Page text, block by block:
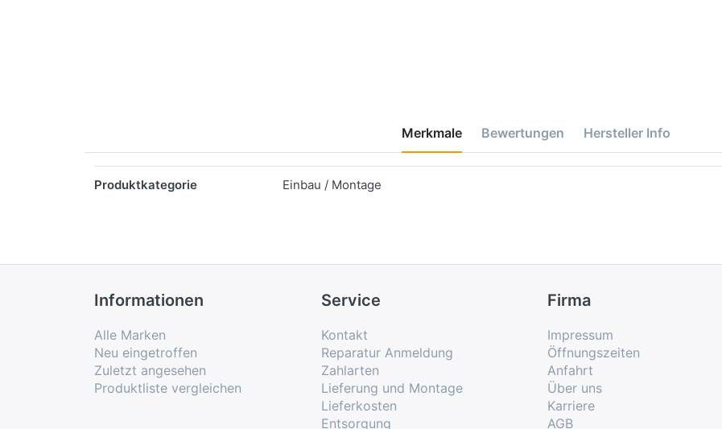
Merkmale Bewertungen Hersteller Info
Produktkategorie Einbau / Montage
Informationen
Alle Marken
Neu eingetroffen
Zuletzt angesehen
Produktliste vergleichen
Service
Kontakt
Reparatur Anmeldung
Zahlarten
Lieferung und Montage
Lieferkosten
Entsorgung
Firma
Impressum
Öffnungszeiten
Anfahrt
Über uns
Karriere
AGB